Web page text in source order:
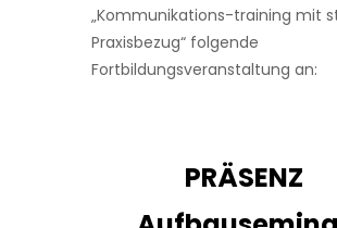
„Kommunikations-training mit
Praxisbezug“ folgende
Fortbildungsveranstaltung an:
PRÄSENZ